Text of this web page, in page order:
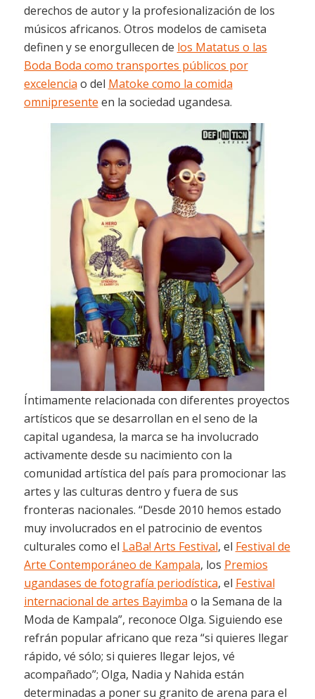
derechos de autor y la profesionalización de los
músicos africanos. Otros modelos de camiseta
definen y se enorgullecen de los Matatus o las
Boda Boda como transportes públicos por
excelencia o del Matoke como la comida
omnipresente en la sociedad ugandesa.
Íntimamente relacionada con diferentes proyectos
artísticos que se desarrollan en el seno de la
capital ugandesa, la marca se ha involucrado
activamente desde su nacimiento con la
comunidad artística del país para promocionar las
artes y las culturas dentro y fuera de sus
fronteras nacionales. “Desde 2010 hemos estado
muy involucrados en el patrocinio de eventos
culturales como el LaBa! Arts Festival, el Festival de
Arte Contemporáneo de Kampala, los Premios
ugandases de fotografía periodística, el Festival
internacional de artes Bayimba o la Semana de la
Moda de Kampala”, reconoce Olga. Siguiendo ese
refrán popular africano que reza “si quieres llegar
rápido, vé sólo; si quieres llegar lejos, vé
acompañado”; Olga, Nadia y Nahida están
determinadas a poner su granito de arena para el